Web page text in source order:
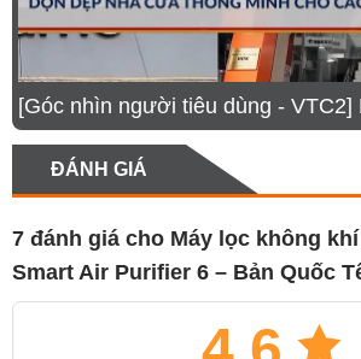
[Góc nhìn người tiêu dùng - VTC2]
ĐÁNH GIÁ
7 đánh giá cho Máy lọc không
Smart Air Purifier 6 – Bản Quốc